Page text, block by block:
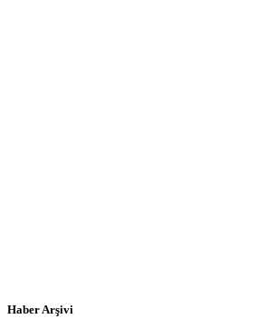
Haber Arşivi